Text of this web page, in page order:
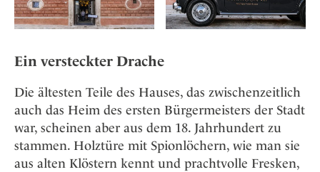
Ein versteckter Drache
Die ältesten Teile des Hauses, das zwischenzeitlich
auch das Heim des ersten Bürgermeisters der Stadt
war, scheinen aber aus dem 18. Jahrhundert zu
stammen. Holztüre mit Spionlöchern, wie man sie
aus alten Klöstern kennt und prachtvolle Fresken,